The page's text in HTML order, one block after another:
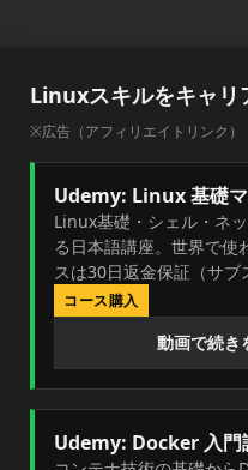
Linuxスキルをキャリ
※広告（アフィリエイトリンク）
Udemy: Linux 基礎マ
Linux基礎・シェル・ネ
る日本語講座。世界で使
スは30日返金保証（サブ
コース購入
動画で続き
Udemy: Docker 入門